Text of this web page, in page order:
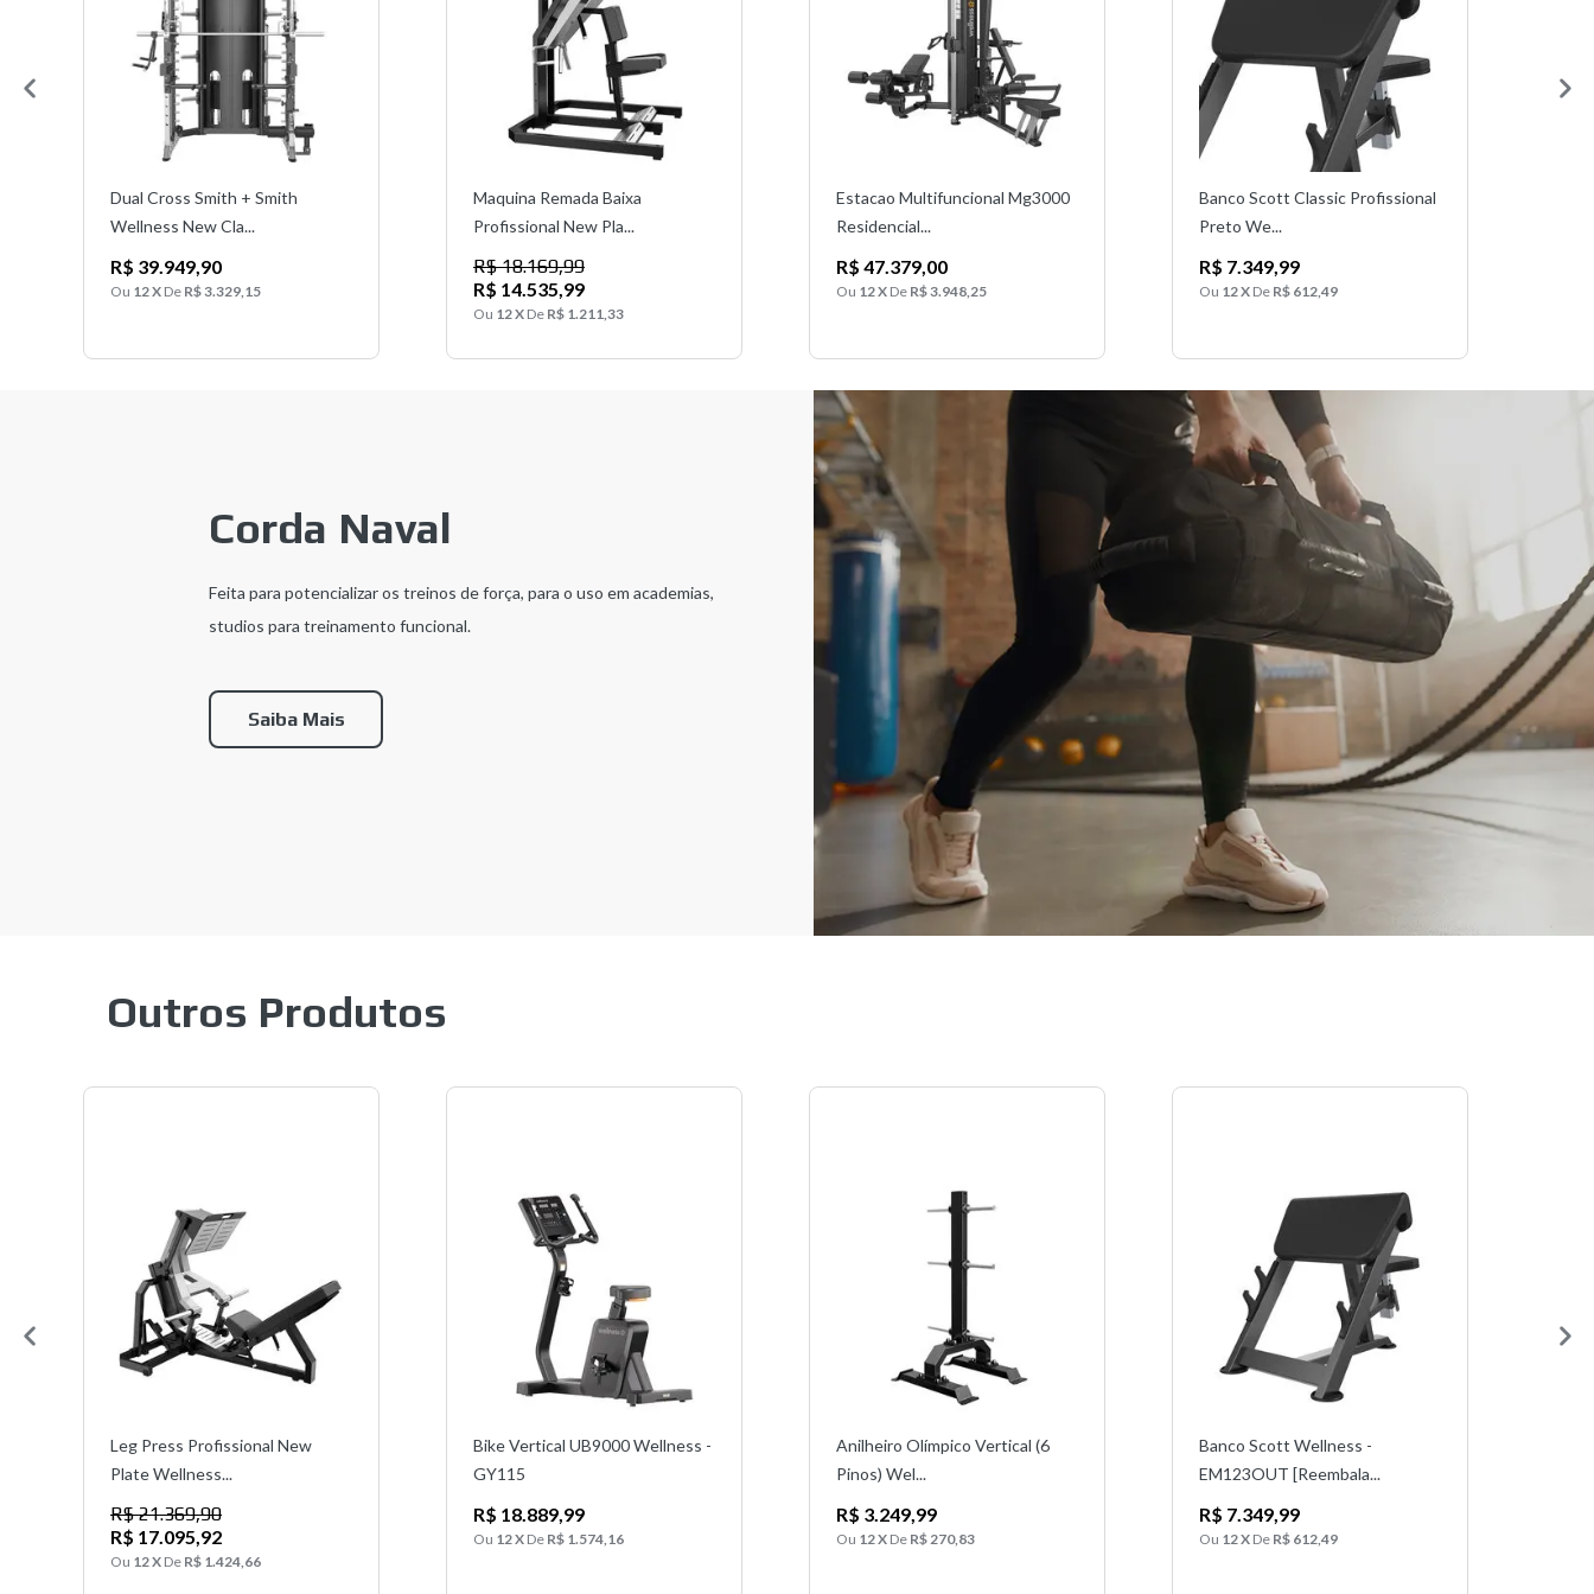
Dual Cross Smith + Smith
Wellness New Cla...
R$ 39.949,90
Ou 12 X De R$ 3.329,15
Maquina Remada Baixa
Profissional New Pla...
R$ 18.169,99
R$ 14.535,99
Ou 12 X De R$ 1.211,33
Estacao Multifuncional Mg3000
Residencial...
R$ 47.379,00
Ou 12 X De R$ 3.948,25
Banco Scott Classic Profissional
Preto We...
R$ 7.349,99
Ou 12 X De R$ 612,49
Corda Naval
Feita para potencializar os treinos de força, para o uso em academias,
studios para treinamento funcional.
Saiba Mais
Outros Produtos
Leg Press Profissional New
Plate Wellness...
R$ 21.369,90
R$ 17.095,92
Ou 12 X De R$ 1.424,66
Bike Vertical UB9000 Wellness -
GY115
R$ 18.889,99
Ou 12 X De R$ 1.574,16
Anilheiro Olímpico Vertical (6
Pinos) Wel...
R$ 3.249,99
Ou 12 X De R$ 270,83
Banco Scott Wellness -
EM123OUT [Reembala...
R$ 7.349,99
Ou 12 X De R$ 612,49